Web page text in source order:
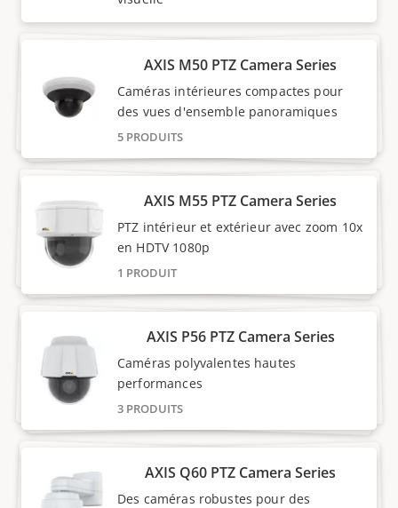
AXIS M50 PTZ Camera Series
5 PRODUITS
Caméras intérieures compactes pour
des vues d'ensemble panoramiques
AXIS M55 PTZ Camera Series
1 PRODUIT
PTZ intérieur et extérieur avec zoom 10x
en HDTV 1080p
AXIS P56 PTZ Camera Series
3 PRODUITS
Caméras polyvalentes hautes
performances
AXIS Q60 PTZ Camera Series
Des caméras robustes pour des